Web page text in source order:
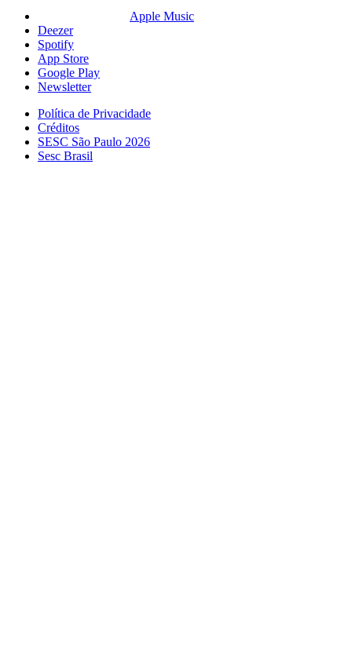
Apple Music
Deezer
Spotify
App Store
Google Play
Newsletter
Política de Privacidade
Créditos
SESC São Paulo 2026
Sesc Brasil